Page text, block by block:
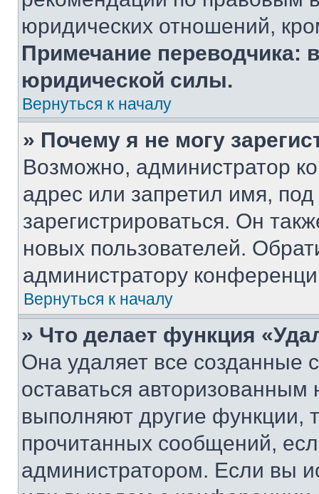
юридических отношений,
Примечание переводчика:
юридической силы.
Вернуться к началу
» Почему я не могу
Возможно, администратор
адрес или запретил имя,
зарегистрироваться. Он
новых пользователей.
администратору
Вернуться к началу
» Что делает функция
Она удаляет все созданные
оставаться
выполняют другие функции,
прочитанных сообщений,
администратором. Если вы